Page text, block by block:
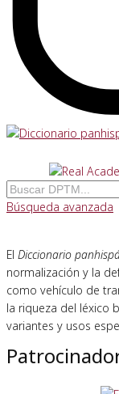
Búsqueda avanzada
El Diccionario
normalización y la
como vehículo de
la riqueza del léxico
variantes y usos